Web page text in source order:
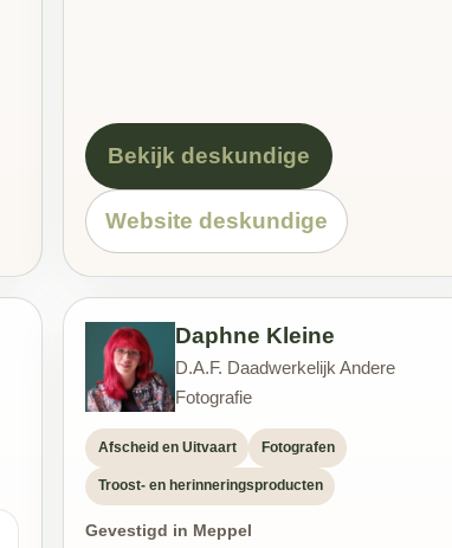
Bekijk deskundige
Website deskundige
Daphne Kleine
D.A.F. Daadwerkelijk Andere
Fotografie
Afscheid en Uitvaart Fotografen
Troost- en herinneringsproducten
Gevestigd in Meppel